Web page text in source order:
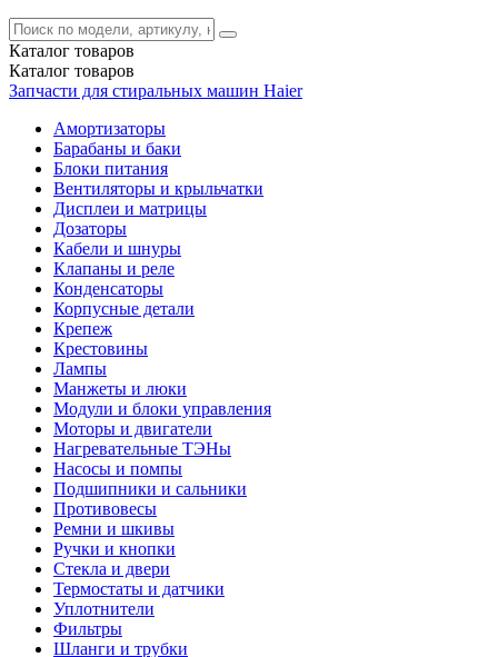
Каталог товаров
Каталог товаров
Запчасти для стиральных машин Haier
Амортизаторы
Барабаны и баки
Блоки питания
Вентиляторы и крыльчатки
Дисплеи и матрицы
Дозаторы
Кабели и шнуры
Клапаны и реле
Конденсаторы
Корпусные детали
Крепеж
Крестовины
Лампы
Манжеты и люки
Модули и блоки управления
Моторы и двигатели
Нагревательные ТЭНы
Насосы и помпы
Подшипники и сальники
Противовесы
Ремни и шкивы
Ручки и кнопки
Стекла и двери
Термостаты и датчики
Уплотнители
Фильтры
Шланги и трубки